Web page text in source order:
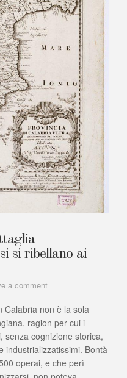
si ribellano ai
a comment
1848:
La
battaglia
dell’Angitola
Calabresi
Calabria non è la sola
ragion per cui i
senza cognizione storica,
industrializzatissimi. Bontà
operai, e che perì